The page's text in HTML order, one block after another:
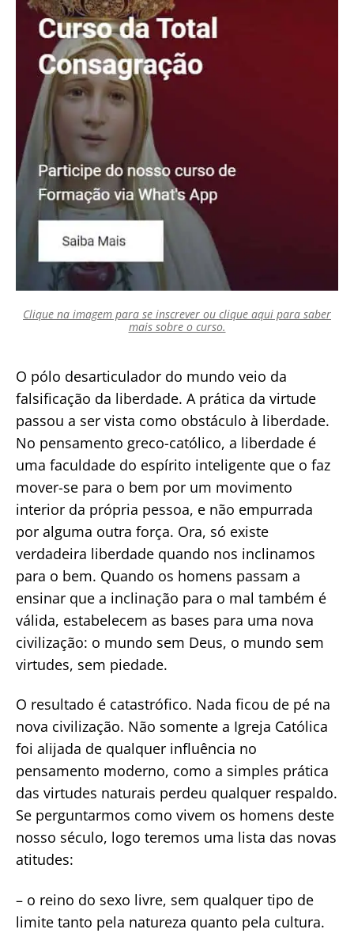
Clique na imagem para se inscrever ou clique aqui para saber
mais sobre o curso.
O pólo desarticulador do mundo veio da
falsificação da liberdade. A prática da virtude
passou a ser vista como obstáculo à liberdade.
No pensamento greco-católico, a liberdade é
uma faculdade do espírito inteligente que o faz
mover-se para o bem por um movimento
interior da própria pessoa, e não empurrada
por alguma outra força. Ora, só existe
verdadeira liberdade quando nos inclinamos
para o bem. Quando os homens passam a
ensinar que a inclinação para o mal também é
válida, estabelecem as bases para uma nova
civilização: o mundo sem Deus, o mundo sem
virtudes, sem piedade.
O resultado é catastrófico. Nada ficou de pé na
nova civilização. Não somente a Igreja Católica
foi alijada de qualquer influência no
pensamento moderno, como a simples prática
das virtudes naturais perdeu qualquer respaldo.
Se perguntarmos como vivem os homens deste
nosso século, logo teremos uma lista das novas
atitudes:
– o reino do sexo livre, sem qualquer tipo de
limite tanto pela natureza quanto pela cultura.